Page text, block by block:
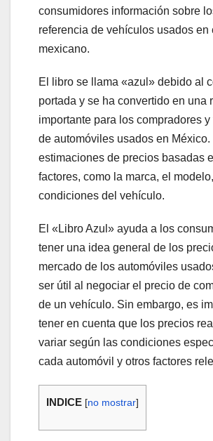
consumidores información sobre
referencia de vehículos usados en
mexicano.
El libro se llama «azul» debido al
portada y se ha convertido en una
importante para los compradores
de automóviles usados en
estimaciones de precios basadas
factores, como la marca, el
condiciones del vehículo.
El «Libro Azul» ayuda a los
tener una idea general de los
mercado de los automóviles
ser útil al negociar el precio de
de un vehículo. Sin embargo, es
tener en cuenta que los precios
variar según las condiciones
cada automóvil y otros factores
INDICE [no mostrar]